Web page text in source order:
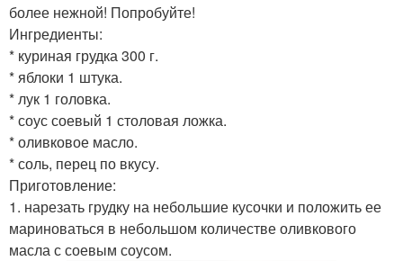
более нежной! Попробуйте!
Ингредиенты:
* куриная грудка 300 г.
* яблоки 1 штука.
* лук 1 головка.
* соус соевый 1 столовая ложка.
* оливковое масло.
* соль, перец по вкусу.
Приготовление:
1. нарезать грудку на небольшие кусочки и положить ее
мариноваться в небольшом количестве оливкового
масла с соевым соусом.